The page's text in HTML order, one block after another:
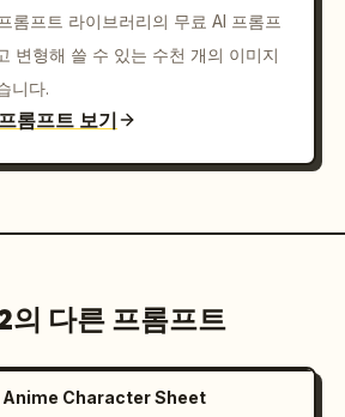
롬프트 라이브러리의 무료 AI 프롬프
변형해 쓸 수 있는 수천 개의 이미지
니다.
롬프트 보기
다른 프롬프트
Character Sheet